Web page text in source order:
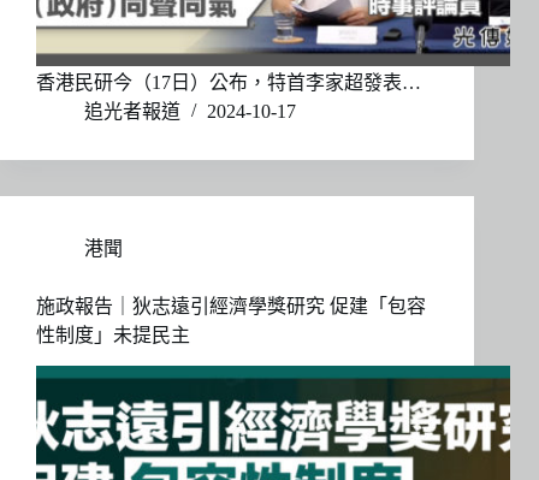
香港民研今（17日）公布，特首李家超發表…
追光者報道
2024-10-17
港聞
施政報告｜狄志遠引經濟學獎研究 促建「包容
性制度」未提民主